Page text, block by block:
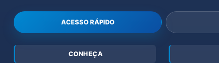
ACESSO RÁPIDO
CONHEÇA